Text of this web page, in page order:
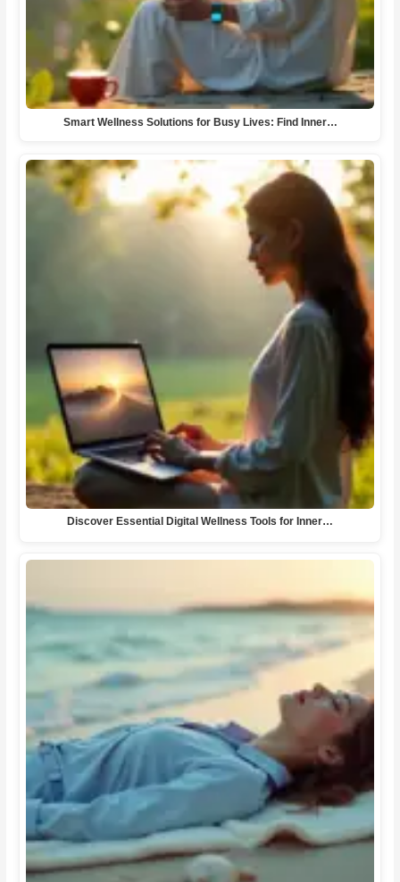
Smart Wellness Solutions for Busy Lives: Find Inner…
Discover Essential Digital Wellness Tools for Inner…